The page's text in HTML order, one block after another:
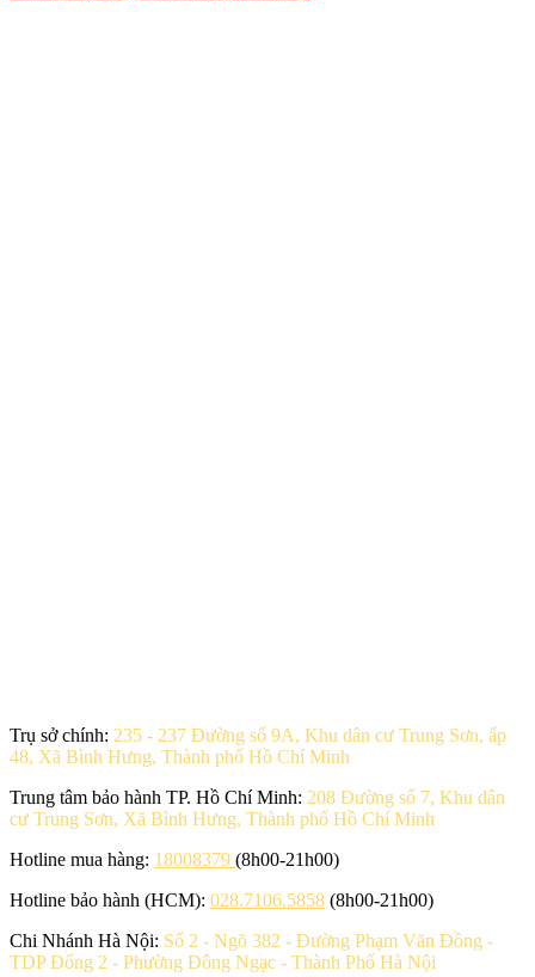
Trụ sở chính: 235 - 237 Đường số 9A, Khu dân cư Trung Sơn, ấp
48, Xã Bình Hưng, Thành phố Hồ Chí Minh
Trung tâm bảo hành TP. Hồ Chí Minh: 208 Đường số 7, Khu dân
cư Trung Sơn, Xã Bình Hưng, Thành phố Hồ Chí Minh
Hotline mua hàng: 18008379 (8h00-21h00)
Hotline bảo hành (HCM): 028.7106.5858 (8h00-21h00)
Chi Nhánh Hà Nội: Số 2 - Ngõ 382 - Đường Phạm Văn Đồng -
TDP Đống 2 - Phường Đông Ngạc - Thành Phố Hà Nội